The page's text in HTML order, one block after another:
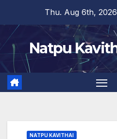
content
Thu. Aug 6th, 2026
Natpu
NATPU KAVITHAI